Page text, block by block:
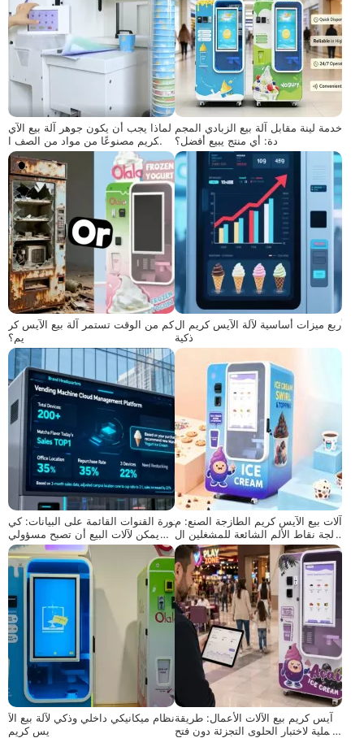
لماذا يجب أن يكون جوهر آلة بيع الآي
س كريم مصنوعًا من مواد من الصف ا
لغذائي؟
خدمة لينة مقابل آلة بيع الزبادي المجم
دة: أي منتج يبيع أفضل؟
كم من الوقت تستمر آلة بيع الآيس كر
يم؟
أربع ميزات أساسية لآلة الآيس كريم ال
ذكية
ثورة القنوات القائمة على البيانات: كي
ف يمكن لآلات البيع أن تصبح مسؤولي
رؤية السوق للعلامات التجارية؟'""
آلات بيع الآيس كريم الطازجة الصنع: م
عالجة نقاط الألم الشائعة للمشغلين ال
جدد وتعزيز عائد الاستثمار
نظام ميكانيكي داخلي وذكي لآلة بيع الآ
يس كريم
آيس كريم بيع الآلات الأعمال: طريقة
عملية لاختبار الحلوى التجزئة دون فتح